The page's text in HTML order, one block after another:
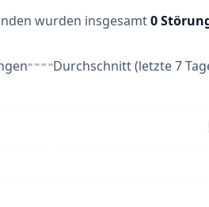
wurden insgesamt0
Durchschnitt (letzte 7